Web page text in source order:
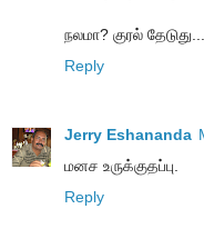
நலமா? குரல்
Reply
Jerry Eshananda
மனச உருக்குதப்பு.
Reply